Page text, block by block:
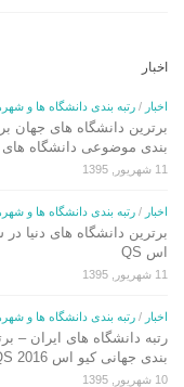
اخبار
اخبار / رتبه بندی دانشگاه ها و
برترین دانشگاه های جهان
بندی موضوعی دانشگاه
11 شهریور, 1395
اخبار / رتبه بندی دانشگاه ها و
اس QS
11 شهریور, 1395
اخبار / رتبه بندی دانشگاه ها و
رتبه دانشگاه های ایران –
بندی جهانی کیو اس QS 2016
10 شهریور, 1395